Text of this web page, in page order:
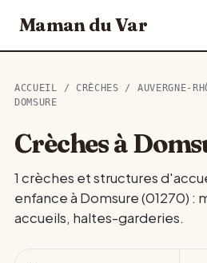
Maman du Var
ACCUEIL / CRÈCHES / AUVERGNE-
DOMSURE
Crèches à
1 crèches et structures
enfance à Domsure (01270)
accueils, haltes-garderies.